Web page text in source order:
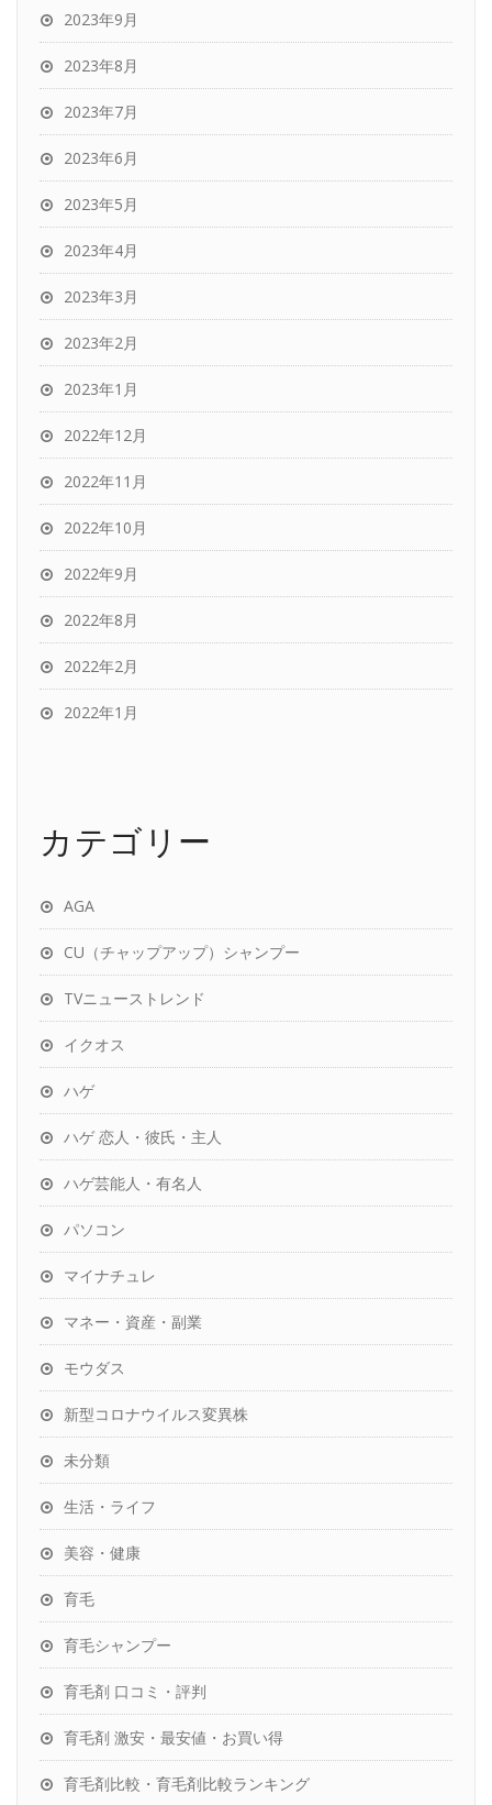
2023年9月
2023年8月
2023年7月
2023年6月
2023年5月
2023年4月
2023年3月
2023年2月
2023年1月
2022年12月
2022年11月
2022年10月
2022年9月
2022年8月
2022年2月
2022年1月
カテゴリー
AGA
CU（チャップアップ）シャンプー
TVニューストレンド
イクオス
ハゲ
ハゲ 恋人・彼氏・主人
ハゲ芸能人・有名人
パソコン
マイナチュレ
マネー・資産・副業
モウダス
新型コロナウイルス変異株
未分類
生活・ライフ
美容・健康
育毛
育毛シャンプー
育毛剤 口コミ・評判
育毛剤 激安・最安値・お買い得
育毛剤比較・育毛剤比較ランキング